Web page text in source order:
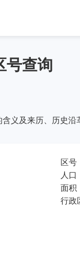
号查询
义及来历、历史
区号
人口
面积
行政